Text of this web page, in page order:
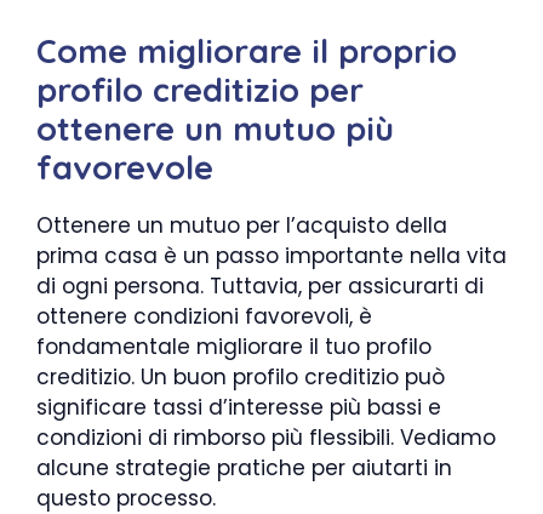
Come migliorare il proprio
profilo creditizio per
ottenere un mutuo più
favorevole
Ottenere un mutuo per l’acquisto della
prima casa è un passo importante nella vita
di ogni persona. Tuttavia, per assicurarti di
ottenere condizioni favorevoli, è
fondamentale migliorare il tuo profilo
creditizio. Un buon profilo creditizio può
significare tassi d’interesse più bassi e
condizioni di rimborso più flessibili. Vediamo
alcune strategie pratiche per aiutarti in
questo processo.